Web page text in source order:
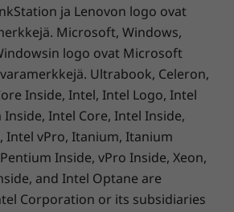
X12 Gen 2 Detachable -
on monia turvaominaisuuksia,
ja TPM-siru.
estää luvattoman
Lisäksi ThinkShield-
kierrätysmuovia (PCC)
kierrätysmuovia (PCC)
kaiuttimien kotelossa
jalustassa
akkukotelossa
verkkolaitteessa
ja/tai kestävä pakkaus, Forest
ja Lenovon logo ovat
Microsoft, Windows,
logo ovat Microsoft
Ultrabook, Celeron,
Inside, Intel, Intel Logo, Intel
Intel Core, Intel Inside,
Intel vPro, Itanium, Itanium
Inside, vPro Inside, Xeon,
and Intel Optane are
Corporation or its subsidiaries